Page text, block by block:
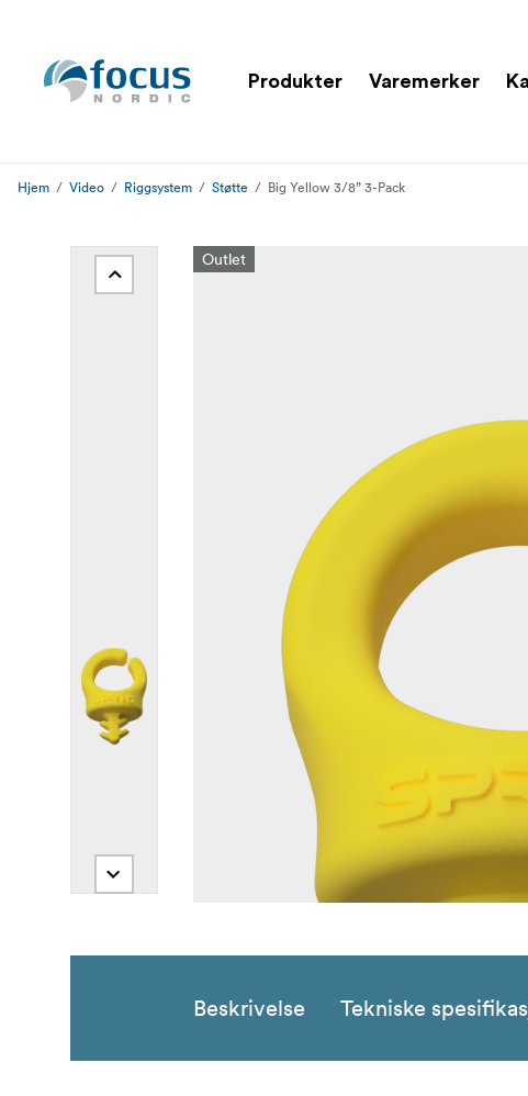
Produkter Varemerker
Hjem Video Riggsystem Støtte Big Yellow 3/8” 3-Pack
Outlet
Beskrivelse Tekniske